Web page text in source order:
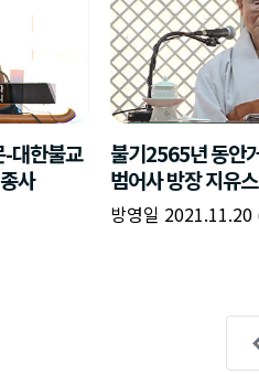
대한불교
사
불기2565년 동안
범어사 방장 지유
방영일 2021.11.20